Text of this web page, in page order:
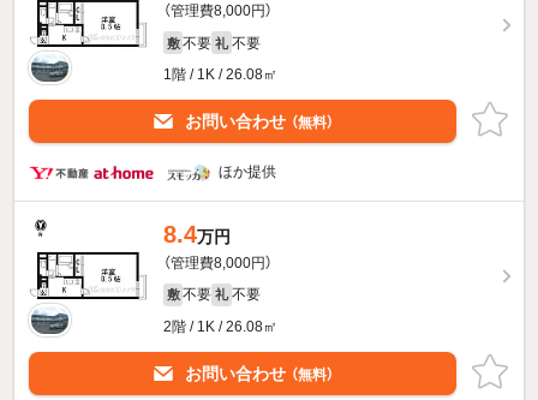
（管理費8,000円）
敷 不要 礼 不要
1階 / 1K / 26.08㎡
お問い合わせ （無料）
ほか提供
8.4万円
（管理費8,000円）
敷 不要 礼 不要
2階 / 1K / 26.08㎡
お問い合わせ （無料）